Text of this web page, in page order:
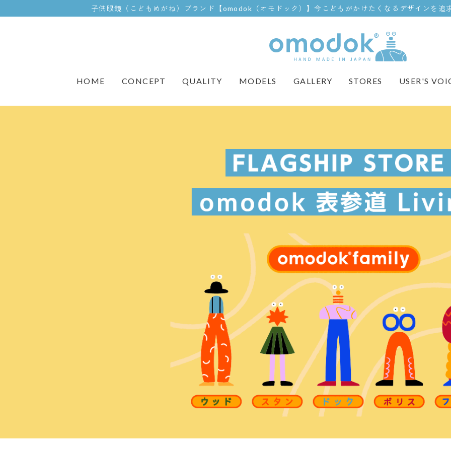
子供眼鏡（こどもめがね）ブランド【omodok（オモドック）】今こどもがかけたくなるデザインを追
HOME CONCEPT QUALITY MODELS GALLERY STORES USER'S